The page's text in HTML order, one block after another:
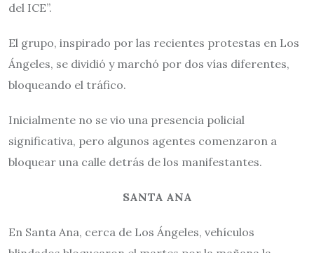
del ICE”.
El grupo, inspirado por las recientes protestas en Los
Ángeles, se dividió y marchó por dos vías diferentes,
bloqueando el tráfico.
Inicialmente no se vio una presencia policial
significativa, pero algunos agentes comenzaron a
bloquear una calle detrás de los manifestantes.
SANTA ANA
En Santa Ana, cerca de Los Ángeles, vehículos